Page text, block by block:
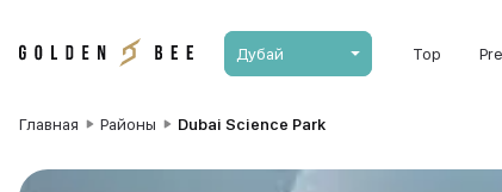
Дубай Top
Главная Районы Dubai Science Park